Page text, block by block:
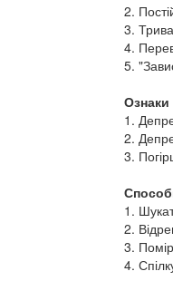
2.
3.
4.
5.
Ознаки
1.
2.
3.
1.
2.
3.
4.